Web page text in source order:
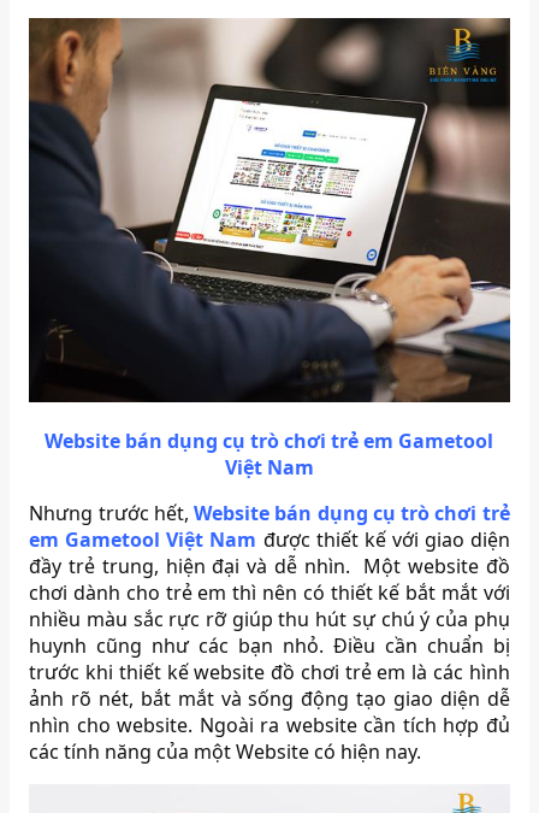
Website bán dụng cụ trò chơi trẻ em Gametool
Việt Nam
Nhưng trước hết,Website bán dụng cụ trò chơi trẻ
em Gametool Việt Nam được thiết kế với giao diện
đầy trẻ trung, hiện đại và dễ nhìn. Một website đồ
chơi dành cho trẻ em thì nên có thiết kế bắt mắt với
nhiều màu sắc rực rỡ giúp thu hút sự chú ý của phụ
huynh cũng như các bạn nhỏ. Điều cần chuẩn bị
trước khi thiết kế website đồ chơi trẻ em là các hình
ảnh rõ nét, bắt mắt và sống động tạo giao diện dễ
nhìn cho website. Ngoài ra website cần tích hợp đủ
các tính năng của một Website có hiện nay.